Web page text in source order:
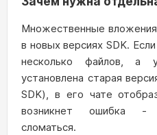
Множественные
в новых версиях SDK.
несколько файлов, а
установлена старая
SDK), в его чате
возникнет ошибка -
сломаться.